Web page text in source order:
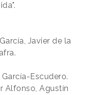
Javier de la
Escudero.
Alfonso, Agustín